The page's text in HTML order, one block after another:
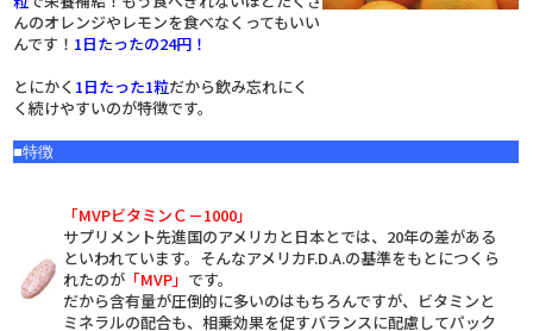
んのオレンジやレモンを食べなくってもいい
んです！ 1日たったの24円！
とにかく 1日たった1粒だから飲み忘れにく
く続けやすいのが特徴です。
■特徴
「MVPビタミンＣ－1000」
サプリメント先進国のアメリカと日本とでは、20年の差がある
といわれています。そんなアメリカF.D.A.の基準をもとにつくら
れたのが 「MVP」 です。
だから含有量が圧倒的に多いのはもちろんですが、ビタミンと
ミネラルの配合も、相乗効果を促すバランスに配慮してパック